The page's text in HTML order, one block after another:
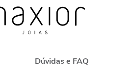
Dúvidas e FAQ